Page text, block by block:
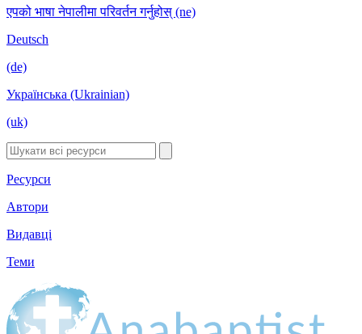
एपको भाषा नेपालीमा परिवर्तन गर्नुहोस् (ne)
Deutsch
(de)
Українська (Ukrainian)
(uk)
Ресурси
Автори
Видавці
Теми